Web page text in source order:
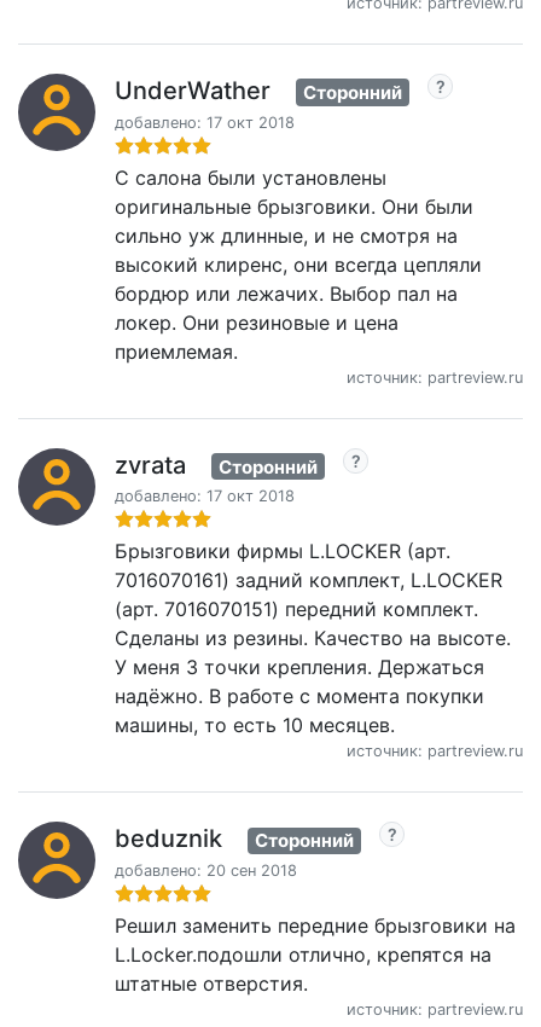
UnderWather Сторонний
добавлено: 17 окт 2018
С салона были установлены
оригинальные брызговики. Они были
сильно уж длинные, и не смотря на
высокий клиренс, они всегда цепляли
бордюр или лежачих. Выбор пал на
локер. Они резиновые и цена
приемлемая.
источник: partreview.ru
zvrata Сторонний
добавлено: 17 окт 2018
Брызговики фирмы L.LOCKER (арт.
7016070161) задний комплект, L.LOCKER
(арт. 7016070151) передний комплект.
Сделаны из резины. Качество на высоте.
У меня 3 точки крепления. Держаться
надёжно. В работе с момента покупки
машины, то есть 10 месяцев.
источник: partreview.ru
beduznik Сторонний
добавлено: 20 сен 2018
Решил заменить передние брызговики на
L.Locker.подошли отлично, крепятся на
штатные отверстия.
источник: partreview.ru